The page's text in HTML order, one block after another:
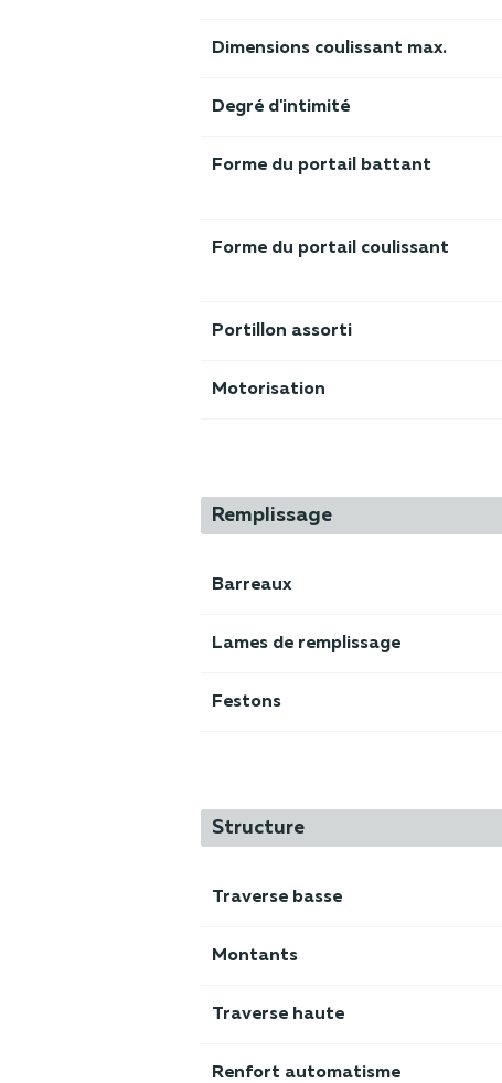
Dimensions coulissant max.
Degré d'intimité
Forme du portail battant
Forme du portail coulissant
Portillon assorti
Motorisation
Remplissage
Barreaux
Lames de remplissage
Festons
Structure
Traverse basse
Montants
Traverse haute
Renfort automatisme